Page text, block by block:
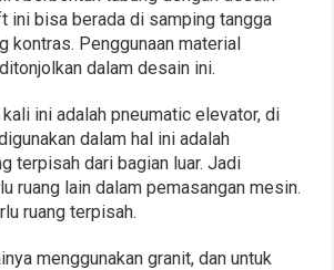
ini bisa berada di samping tangga
kontras. Penggunaan material
dalam desain ini.
ini adalah pneumatic elevator, di
dalam hal ini adalah
terpisah dari bagian luar. Jadi
ruang lain dalam pemasangan mesin.
ruang terpisah.
menggunakan granit, dan untuk